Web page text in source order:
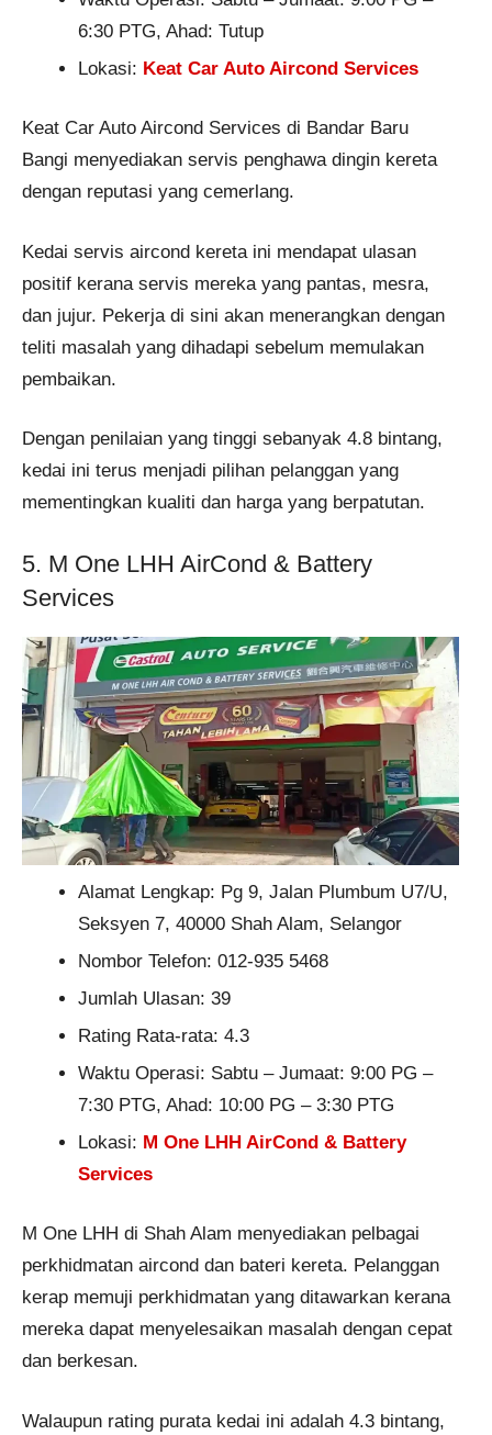
6:30 PTG, Ahad: Tutup
Lokasi: Keat Car Auto Aircond Services
Keat Car Auto Aircond Services di Bandar Baru
Bangi menyediakan servis penghawa dingin kereta
dengan reputasi yang cemerlang.
Kedai servis aircond kereta ini mendapat ulasan
positif kerana servis mereka yang pantas, mesra,
dan jujur. Pekerja di sini akan menerangkan dengan
teliti masalah yang dihadapi sebelum memulakan
pembaikan.
Dengan penilaian yang tinggi sebanyak 4.8 bintang,
kedai ini terus menjadi pilihan pelanggan yang
mementingkan kualiti dan harga yang berpatutan.
5. M One LHH AirCond & Battery
Services
Alamat Lengkap: Pg 9, Jalan Plumbum U7/U,
Seksyen 7, 40000 Shah Alam, Selangor
Nombor Telefon: 012-935 5468
Jumlah Ulasan: 39
Rating Rata-rata: 4.3
Waktu Operasi: Sabtu – Jumaat: 9:00 PG –
7:30 PTG, Ahad: 10:00 PG – 3:30 PTG
Lokasi: M One LHH AirCond & Battery
Services
M One LHH di Shah Alam menyediakan pelbagai
perkhidmatan aircond dan bateri kereta. Pelanggan
kerap memuji perkhidmatan yang ditawarkan kerana
mereka dapat menyelesaikan masalah dengan cepat
dan berkesan.
Walaupun rating purata kedai ini adalah 4.3 bintang,